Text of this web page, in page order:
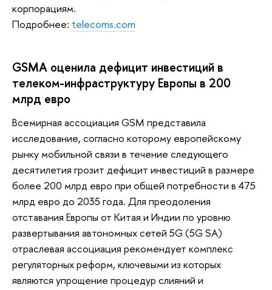
корпорациям.
Подробнее: telecoms.com
GSMA оценила дефицит инвестиций в
телеком-инфраструктуру Европы в 200
млрд евро
Всемирная ассоциация GSM представила
исследование, согласно которому европейскому
рынку мобильной связи в течение следующего
десятилетия грозит дефицит инвестиций в размере
более 200 млрд евро при общей потребности в 475
млрд евро до 2035 года. Для преодоления
отставания Европы от Китая и Индии по уровню
развертывания автономных сетей 5G (5G SA)
отраслевая ассоциация рекомендует комплекс
регуляторных реформ, ключевыми из которых
являются упрощение процедур слияний и